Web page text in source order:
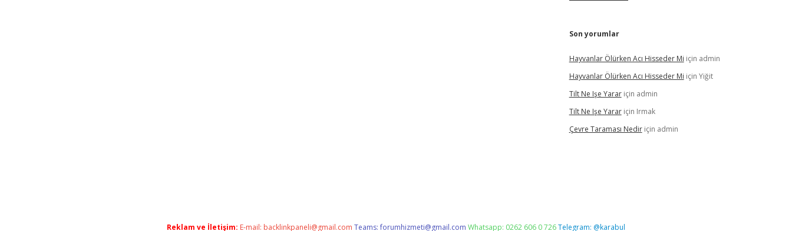
Son yorumlar
Hayvanlar Ölürken Acı Hisseder Mi için admin
Hayvanlar Ölürken Acı Hisseder Mi için Yiğit
Tilt Ne Işe Yarariçin admin
Tilt Ne Işe Yarariçin Irmak
Çevre Taraması Nediriçin admin
Reklam ve İletişim: E-mail: backlinkpaneli@gmail.com Teams:forumhizmeti@gmail.com Whatsapp: 0262 606 0 726Telegram: @karabul